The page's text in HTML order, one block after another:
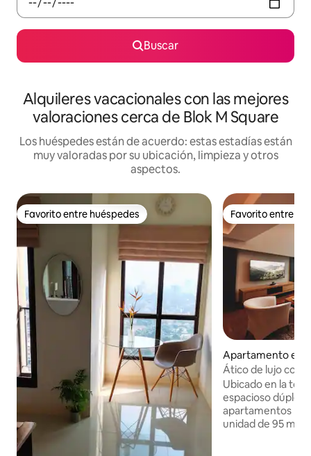
Buscar
Alquileres vacacionales con las mejores
valoraciones cerca de Blok M Square
Los huéspedes están de acuerdo: estas estadías están
muy valoradas por su ubicación, limpieza y otros
aspectos.
Favorito entre huéspedes
Favorito entre huéspedes Favorito entre
Favorito entre
Apartamento en
n Serpong
Ático de lujo con
BSD
Ubicado en la
espacioso dúplex
apartamentos
unidad de 95